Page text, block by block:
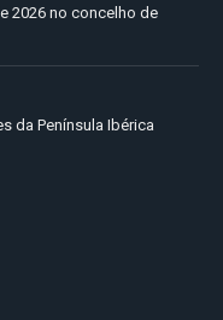
2026 no concelho de
da Península Ibérica